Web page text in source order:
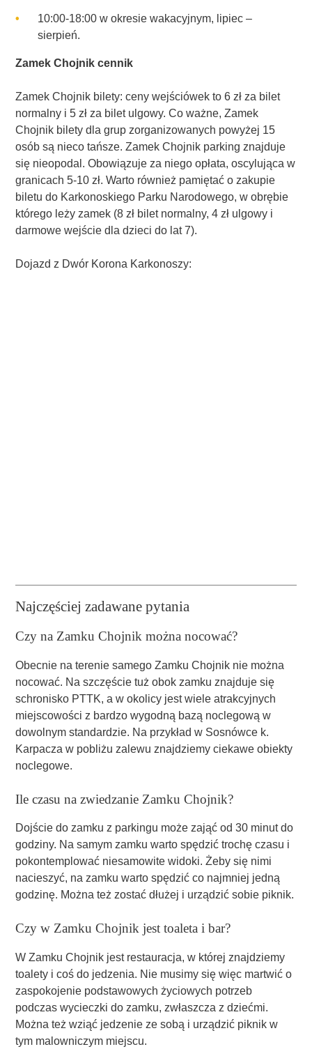
10:00-18:00 w okresie wakacyjnym, lipiec –
sierpień.
Zamek Chojnik cennik
Zamek Chojnik bilety: ceny wejściówek to 6 zł za bilet
normalny i 5 zł za bilet ulgowy. Co ważne, Zamek
Chojnik bilety dla grup zorganizowanych powyżej 15
osób są nieco tańsze. Zamek Chojnik parking znajduje
się nieopodal. Obowiązuje za niego opłata, oscylująca w
granicach 5-10 zł. Warto również pamiętać o zakupie
biletu do Karkonoskiego Parku Narodowego, w obrębie
którego leży zamek (8 zł bilet normalny, 4 zł ulgowy i
darmowe wejście dla dzieci do lat 7).
Dojazd z Dwór Korona Karkonoszy:
Najczęściej zadawane pytania
Czy na Zamku Chojnik można nocować?
Obecnie na terenie samego Zamku Chojnik nie można
nocować. Na szczęście tuż obok zamku znajduje się
schronisko PTTK, a w okolicy jest wiele atrakcyjnych
miejscowości z bardzo wygodną bazą noclegową w
dowolnym standardzie. Na przykład w Sosnówce k.
Karpacza w pobliżu zalewu znajdziemy ciekawe obiekty
noclegowe.
Ile czasu na zwiedzanie Zamku Chojnik?
Dojście do zamku z parkingu może zająć od 30 minut do
godziny. Na samym zamku warto spędzić trochę czasu i
pokontemplować niesamowite widoki. Żeby się nimi
nacieszyć, na zamku warto spędzić co najmniej jedną
godzinę. Można też zostać dłużej i urządzić sobie piknik.
Czy w Zamku Chojnik jest toaleta i bar?
W Zamku Chojnik jest restauracja, w której znajdziemy
toalety i coś do jedzenia. Nie musimy się więc martwić o
zaspokojenie podstawowych życiowych potrzeb
podczas wycieczki do zamku, zwłaszcza z dziećmi.
Można też wziąć jedzenie ze sobą i urządzić piknik w
tym malowniczym miejscu.